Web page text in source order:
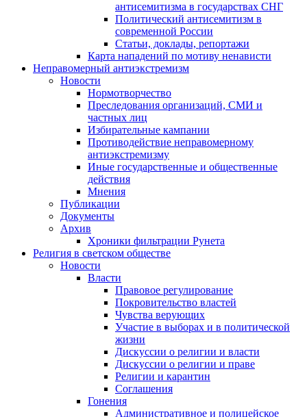
антисемитизма в государствах СНГ
Политический антисемитизм в
современной России
Статьи, доклады, репортажи
Карта нападений по мотиву ненависти
Неправомерный антиэкстремизм
Новости
Нормотворчество
Преследования организаций, СМИ и
частных лиц
Избирательные кампании
Противодействие неправомерному
антиэкстремизму
Иные государственные и общественные
действия
Мнения
Публикации
Документы
Архив
Хроники фильтрации Рунета
Религия в светском обществе
Новости
Власти
Правовое регулирование
Покровительство властей
Чувства верующих
Участие в выборах и в политической
жизни
Дискуссии о религии и власти
Дискуссии о религии и праве
Религии и карантин
Соглашения
Гонения
Административное и полицейское